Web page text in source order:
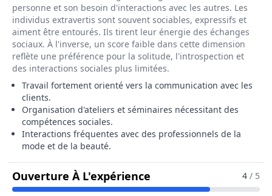
personne et son besoin d'interactions avec les autres. Les
individus extravertis sont souvent sociables, expressifs et
aiment être entourés. Ils tirent leur énergie des échanges
sociaux. À l'inverse, un score faible dans cette dimension
reflète une préférence pour la solitude, l'introspection et
des interactions sociales plus limitées.
Travail fortement orienté vers la communication avec les
clients.
Organisation d'ateliers et séminaires nécessitant des
compétences sociales.
Interactions fréquentes avec des professionnels de la
mode et de la beauté.
Ouverture À L'expérience Pour Le Métier De
4 / 5